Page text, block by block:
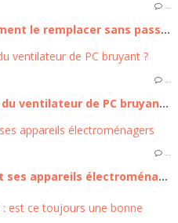
…
Écran iPhone 16 cassé ? Comment le remplacer sans passer par un professionnel
…
Comment régler le problème du ventilateur de PC bruyant ?
…
Sauver la planète en réparant ses appareils électroménagers